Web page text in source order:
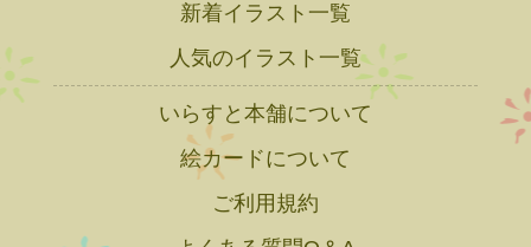
新着イラスト一覧
人気のイラスト一覧
いらすと本舗について
絵カードについて
ご利用規約